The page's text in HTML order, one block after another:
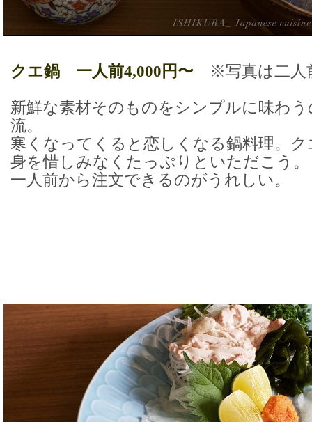
クエ鍋 一人前4,000円〜 ※写真は二人
新鮮な素材そのものをシンプルに味わ
流。
寒くなってくると恋しくなる鍋料理。
身を惜しみなくたっぷりといただこう。
一人前から注文できるのがうれしい。